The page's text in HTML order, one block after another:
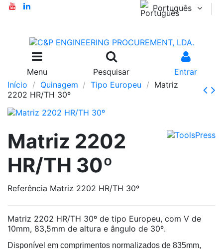
Português
Menu Pesquisar
Entrar
Início
Quinagem Tipo Europeu
Matriz
2202 HR/TH 30º
Matriz 2202
HR/TH 30º
Referência Matriz 2202 HR/TH 30º
Matriz 2202 HR/TH 30º de tipo Europeu, com V de
10mm, 83,5mm de altura e ângulo de 30º.
Disponível em comprimentos normalizados de 835mm,